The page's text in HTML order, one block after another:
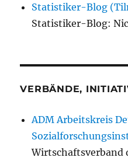
Statistiker-Blog
Statistiker-Blog:
VERBÄNDE,
ADM Arbeitskreis
Wirtschaftsverband